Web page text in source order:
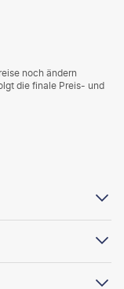
noch ändern
die finale Preis- und